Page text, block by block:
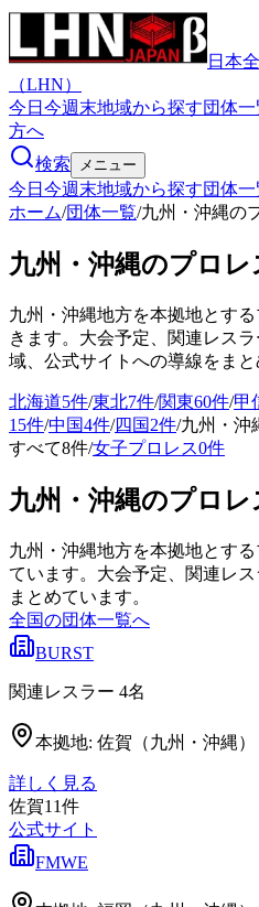
日本
（LHN）
今日 今週末地域から探す団体一
方へ
検索
メニュー
今日 今週末地域から探す団体一
ホーム/団体一覧/九州・沖縄の
九州・沖縄のプロレ
九州・沖縄地方を本拠地とす
きます。大会予定、関連レス
域、公式サイトへの導線をまと
北海道5件/東北7件/関東60件/甲
15件/中国4件/四国2件/九州・沖
すべて8件/女子プロレス0件
九州・沖縄のプロ
九州・沖縄地方を本拠地とす
ています。大会予定、関連レ
まとめています。
全国の団体一覧へ
BURST
関連レスラー 4名
本拠地: 佐賀（九州・沖縄）
詳しく見る
佐賀11件
公式サイト
FMWE